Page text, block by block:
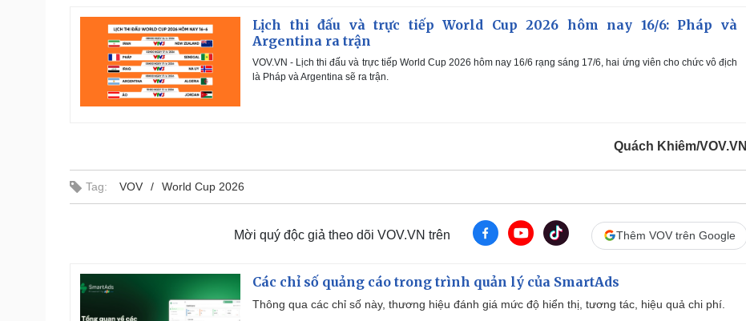
d
:
1
.
9
1
%
m
n
m
r
e
-
P
c
r
Lịch thi đấu và trực tiếp World Cup 2026 hôm nay 16/6: Pháp và
Argentina ra trận
VOV.VN - Lịch thi đấu và trực tiếp World Cup 2026 hôm nay 16/6 rạng sáng 17/6, hai ứng viên cho chức vô địch
là Pháp và Argentina sẽ ra trận.
Quách Khiêm/VOV.VN
Tag: VOV World Cup 2026
Mời quý độc giả theo dõi VOV.VN trên Thêm VOV trên Google
Các chỉ số quảng cáo trong trình quản lý của SmartAds
Thông qua các chỉ số này, thương hiệu đánh giá mức độ hiển thị, tương tác, hiệu quả chi phí.